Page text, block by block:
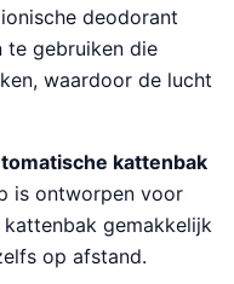
deodorant
te gebruiken die
waardoor de lucht
kattenbak
is ontworpen voor
gemakkelijk
op afstand.